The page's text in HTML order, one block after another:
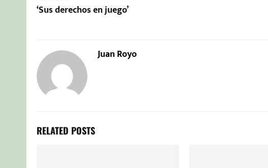
‘Sus derechos en juego’
Juan Royo
RELATED POSTS